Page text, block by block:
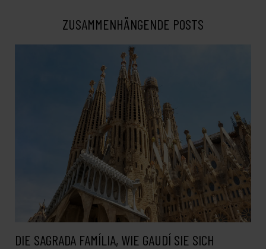
ZUSAMMENHÄNGENDE POSTS
DIE SAGRADA FAMÍLIA, WIE GAUDÍ SIE SICH